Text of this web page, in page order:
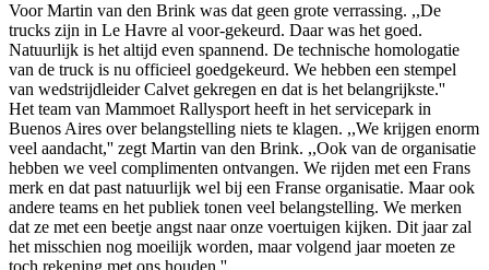
Voor Martin van den Brink was dat geen grote verrassing. ,,De
trucks zijn in Le Havre al voor-gekeurd. Daar was het goed.
Natuurlijk is het altijd even spannend. De technische homologatie
van de truck is nu officieel goedgekeurd. We hebben een stempel
van wedstrijdleider Calvet gekregen en dat is het belangrijkste.''
Het team van Mammoet Rallysport heeft in het servicepark in
Buenos Aires over belangstelling niets te klagen. ,,We krijgen enorm
veel aandacht,'' zegt Martin van den Brink. ,,Ook van de organisatie
hebben we veel complimenten ontvangen. We rijden met een Frans
merk en dat past natuurlijk wel bij een Franse organisatie. Maar ook
andere teams en het publiek tonen veel belangstelling. We merken
dat ze met een beetje angst naar onze voertuigen kijken. Dit jaar zal
het misschien nog moeilijk worden, maar volgend jaar moeten ze
toch rekening met ons houden.''